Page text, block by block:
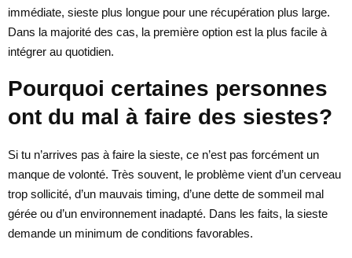
immédiate, sieste plus longue pour une récupération plus large.
Dans la majorité des cas, la première option est la plus facile à
intégrer au quotidien.
Pourquoi certaines personnes
ont du mal à faire des siestes?
Si tu n’arrives pas à faire la sieste, ce n’est pas forcément un
manque de volonté. Très souvent, le problème vient d’un cerveau
trop sollicité, d’un mauvais timing, d’une dette de sommeil mal
gérée ou d’un environnement inadapté. Dans les faits, la sieste
demande un minimum de conditions favorables.